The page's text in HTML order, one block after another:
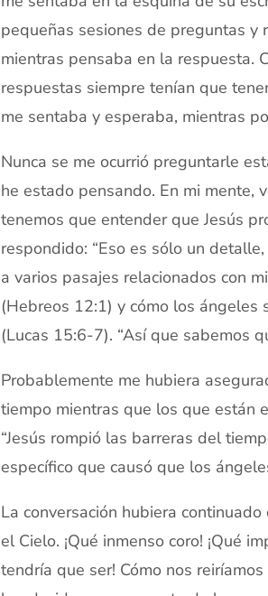
pequeñas sesiones de preguntas y
mientras pensaba en la respuesta.
respuestas siempre tenían que
me sentaba y esperaba, mientras
Nunca se me ocurrió preguntarle
he estado pensando. En mi mente,
tenemos que entender que Jesús
respondido: “Eso es sólo un
a varios pasajes relacionados con
(Hebreos 12:1) y cómo los ángeles
(Lucas 15:6-7). “Así que sabemos
Probablemente me hubiera
tiempo mientras que los que están
“Jesús rompió las barreras del
específico que causó que los
La conversación hubiera
el Cielo. ¡Qué inmenso coro! ¡Qué
tendría que ser! Cómo nos